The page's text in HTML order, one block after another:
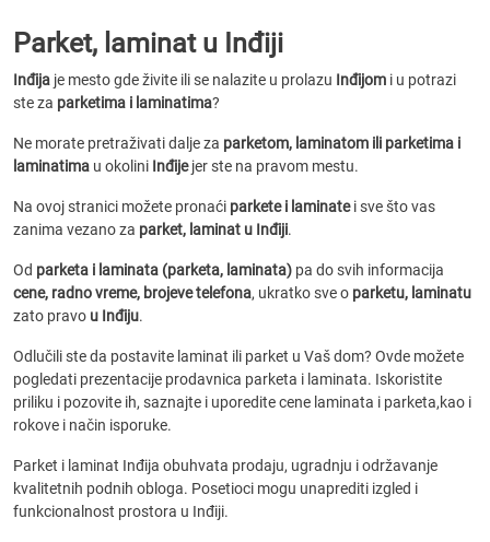
Parket, laminat u Inđiji
Inđija je mesto gde živite ili se nalazite u prolazu Inđijom i u potrazi
ste za parketima i laminatima?
Ne morate pretraživati dalje za parketom, laminatom ili parketima i
laminatima u okolini Inđijejer ste na pravom mestu.
Na ovoj stranici možete pronaći parkete i laminatei sve što vas
zanima vezano za parket, laminat u Inđiji.
Od parketa i laminata (parketa, laminata) pa do svih informacija
cene, radno vreme, brojeve telefona, ukratko sve o parketu, laminatu
zato pravo u Inđiju.
Odlučili ste da postavite laminat ili parket u Vaš dom? Ovde možete
pogledati prezentacije prodavnica parketa i laminata. Iskoristite
priliku i pozovite ih, saznajte i uporedite cene laminata i parketa,kao i
rokove i način isporuke.
Parket i laminat Inđija obuhvata prodaju, ugradnju i održavanje
kvalitetnih podnih obloga. Posetioci mogu unaprediti izgled i
funkcionalnost prostora u Inđiji.